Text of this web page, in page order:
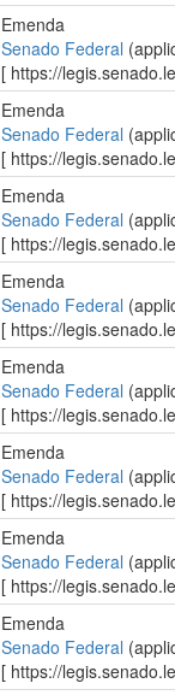
Emenda
Senado Federal
[ https://
Emenda
Senado Federal
[ https://
Emenda
Senado Federal
[ https://
Emenda
Senado Federal
[ https://
Emenda
Senado Federal
[ https://
Emenda
Senado Federal
[ https://
Emenda
Senado Federal
[ https://
Emenda
Senado Federal
[ https://